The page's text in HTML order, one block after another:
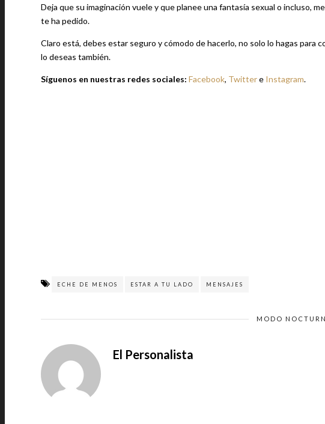
Deja que su imaginación vuele y que planee una fantasía sexual o incluso,
te ha pedido.
Claro está, debes estar seguro y cómodo de hacerlo, no solo lo hagas para
lo deseas también.
Síguenos en nuestras redes sociales: Facebook, Twittere Instagram.
ECHE DE MENOS ESTAR A TU LADO MENSAJES
MODO
El Personalista